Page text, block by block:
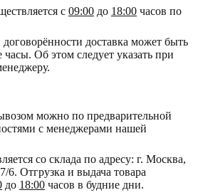
с 09:00 до 18:00 часов по
доставка может быть
Об этом следует указать при
можно по предварительной
с менеджерами нашей
со склада по адресу: г. Москва,
6. Отгрузка и выдача товара
до 18:00 часов в будние дни.